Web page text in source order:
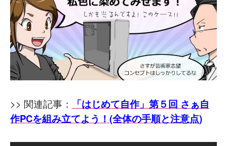
>> 関連記事：
「はじめて自作」第５回 さぁ自
作PCを組み立てよう！(全体の手順と注意点)